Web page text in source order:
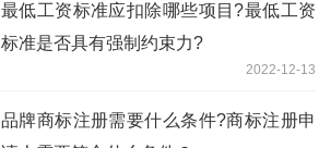
最低工资标准应扣除哪些项目?最低工资
标准是否具有强制约束力?
2022-12-13
品牌商标注册需要什么条件?商标注册申